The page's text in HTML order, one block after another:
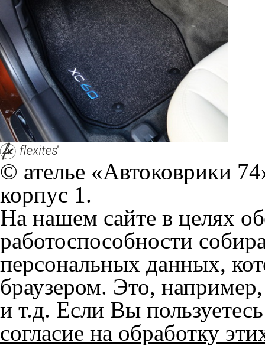
© ателье «Автоковрики
корпус 1.
На нашем сайте в целях
работоспособности
персональных данных,
браузером. Это,
и т.д. Если Вы
согласие на обработку
Положении по обработке
+7 (351) 277 91 67